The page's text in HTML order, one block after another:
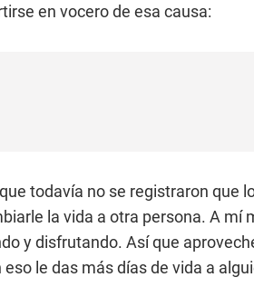
en vocero de esa causa:
todavía no se registraron que
la vida a otra persona. A mí
y disfrutando. Así que
le das más días de vida a